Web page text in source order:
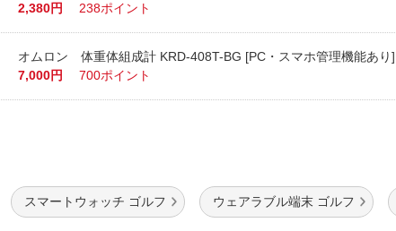
2,380円
238ポイント
オムロン 体重体組成計 KRD-408T-BG [PC・スマホ管理機能あり]
7,000円
700ポイント
スマートウォッチ ゴルフ ウェアラブル端末 ゴルフ